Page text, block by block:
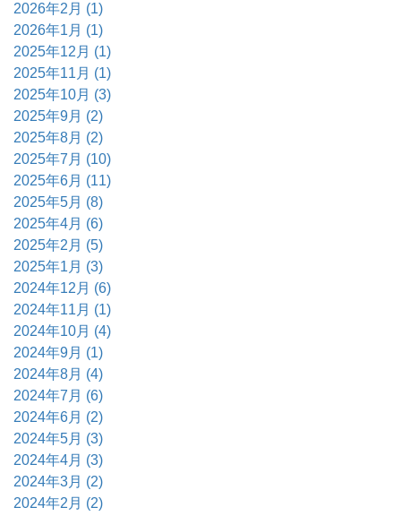
2026年2月 (1)
2026年1月 (1)
2025年12月 (1)
2025年11月 (1)
2025年10月 (3)
2025年9月 (2)
2025年8月 (2)
2025年7月 (10)
2025年6月 (11)
2025年5月 (8)
2025年4月 (6)
2025年2月 (5)
2025年1月 (3)
2024年12月 (6)
2024年11月 (1)
2024年10月 (4)
2024年9月 (1)
2024年8月 (4)
2024年7月 (6)
2024年6月 (2)
2024年5月 (3)
2024年4月 (3)
2024年3月 (2)
2024年2月 (2)